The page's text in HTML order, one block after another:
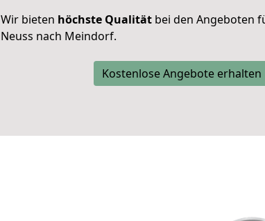
Wir bieten höchste Qualität bei den Angeboten
Neuss nach Meindorf.
Kostenlose Angebote erhalten